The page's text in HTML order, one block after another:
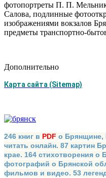
фотопортреты П. П.
Салова, подлинные
изображениями вокзалов
предметы транспортно-
Дополнительно
Карта сайта (Sitemap)
246 книг в PDF о Брянщине,
читать онлайн. 87 картин
крае. 164 стихотворения о
фотографий о Брянской
фильмов и видео. 53